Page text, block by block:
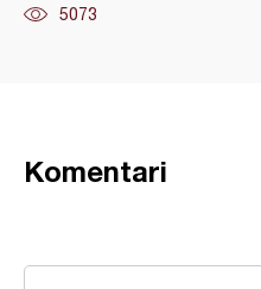
5073
Komentari